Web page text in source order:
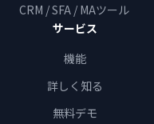
CRM / SFA / MAツール
サービス
機能
詳しく知る
無料デモ